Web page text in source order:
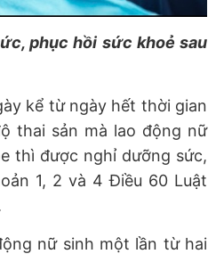
phục hồi sức khoẻ sau
kể từ ngày hết thời gian
thai sản mà lao động nữ
thì được nghỉ dưỡng sức,
1, 2 và 4 Điều 60 Luật
nữ sinh một lần từ hai